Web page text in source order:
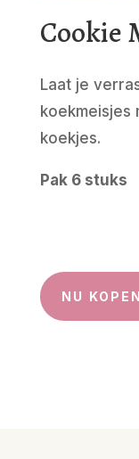
Cookie
Laat je
koekmeisjes
koekjes.
Pak 6 stuks
NU KOPEN